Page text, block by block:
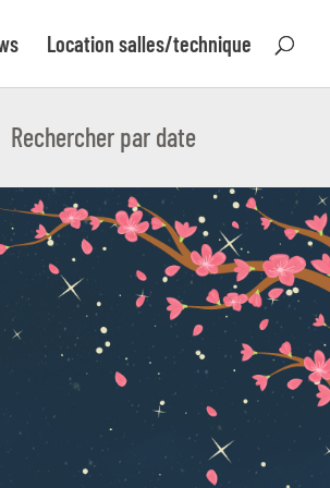
Location salles/technique
Rechercher par date